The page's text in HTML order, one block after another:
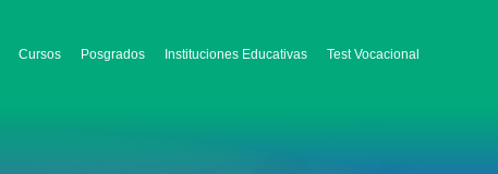
Cursos Posgrados Instituciones Educativas Test Vocacional